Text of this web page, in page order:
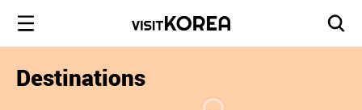
Destinations